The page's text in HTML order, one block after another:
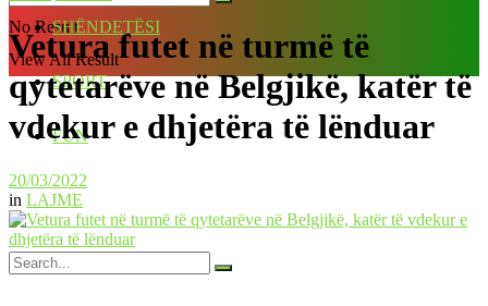
No Result
View All Result
SHËNDETËSI
SPORT
FUN
Vetura futet në turmë të
qytetarëve në Belgjikë, katër të
vdekur e dhjetëra të lënduar
20/03/2022
in LAJME